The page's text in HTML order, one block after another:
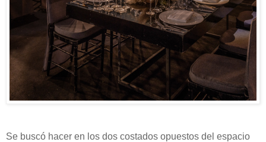
Se buscó hacer en los dos costados opuestos del espacio